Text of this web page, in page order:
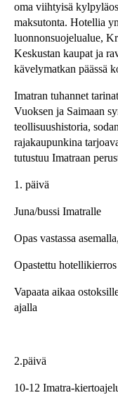
oma viihtyisä
maksutonta. Hotellia
luonnonsuojelualue,
Keskustan kaupat ja
kävelymatkan päässä
Imatran tuhannet
Vuoksen ja Saimaan
teollisuushistoria,
rajakaupunkina
tutustuu Imatraan
1. päivä
Juna/bussi Imatralle
Opas vastassa
Opastettu
Vapaata aikaa
ajalla
2.päivä
10-12 Imatra-